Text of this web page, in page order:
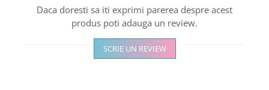
Daca doresti sa iti exprimi parerea despre acest
produs poti adauga un review.
SCRIE UN REVIEW